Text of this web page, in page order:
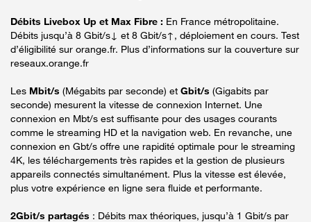
Débits Livebox Up et Max Fibre : En France métropolitaine.
Débits jusqu’à 8 Gbit/s↓ et 8 Gbit/s↑, déploiement en cours. Test
d’éligibilité sur orange.fr. Plus d’informations sur la couverture sur
reseaux.orange.fr
Les Mbit/s (Mégabits par seconde) et Gbit/s (Gigabits par
seconde) mesurent la vitesse de connexion Internet. Une
connexion en Mbt/s est suffisante pour des usages courants
comme le streaming HD et la navigation web. En revanche, une
connexion en Gbt/s offre une rapidité optimale pour le streaming
4K, les téléchargements très rapides et la gestion de plusieurs
appareils connectés simultanément. Plus la vitesse est élevée,
plus votre expérience en ligne sera fluide et performante.
2Gbit/s partagés : Débits max théoriques, jusqu’à 1 Gbit/s par